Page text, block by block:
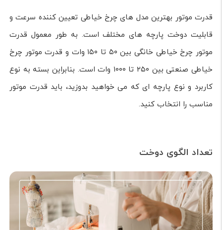
قدرت موتور بهترین مدل های چرخ خیاطی تعیین کننده سرعت و
قابلیت دوخت پارچه های مختلف است. به طور معمول قدرت
موتور چرخ خیاطی خانگی بین ۵۰ تا ۱۵۰ وات و قدرت موتور چرخ
خیاطی صنعتی بین ۲۵۰ تا ۱۰۰۰ وات است. بنابراین بسته به نوع
کاربرد و نوع پارچه ای که می خواهید بدوزید، باید قدرت موتور
مناسب را انتخاب کنید.
تعداد الگوی دوخت